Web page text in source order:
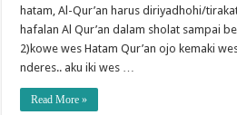
hatam, Al-Qur’an harus diriyadhohi/
hafalan Al Qur’an dalam sholat sampai
2)kowe wes Hatam Qur’an ojo kemaki
nderes.. aku iki wes …
Read More »